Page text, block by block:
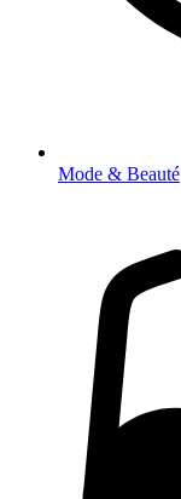
Mode & Beauté